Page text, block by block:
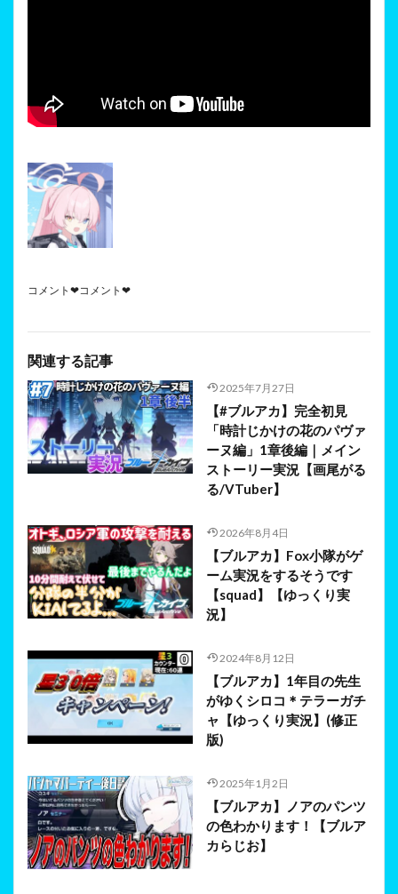
コメント❤コメント❤
関連する記事
2025年7月27日
【#ブルアカ】完全初見
「時計じかけの花のパヴァ
ーヌ編」1章後編｜メイン
ストーリー実況【画尾がる
る/VTuber】
2026年8月4日
【ブルアカ】Fox小隊がゲ
ーム実況をするそうです
【squad】【ゆっくり実
況】
2024年8月12日
【ブルアカ】1年目の先生
がゆくシロコ＊テラーガチ
ャ【ゆっくり実況】(修正
版)
2025年1月2日
【ブルアカ】ノアのパンツ
の色わかります！【ブルア
カらじお】